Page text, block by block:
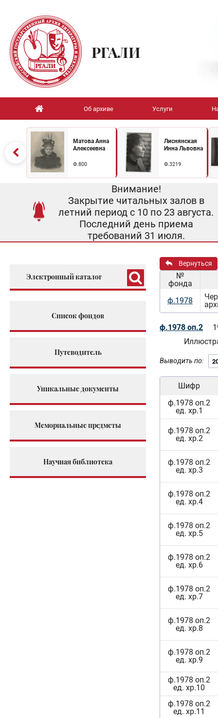
РГАЛИ
Об архиве Услуги
Матова Анна
Алексеевна
Ф.800
Лиснянская
Инна Львовна
Ф.3219
Внимание!
Закрытие читальных залов в
летний период с 10 по 23 августа.
Последний день приема
требований 31 июля.
Электронный каталог
Список фондов
Путеводитель
Уникальные документы
Мемориальные предметы
Научная библиотека
Вернуться
№
фонда
ф.1978
ф.1978 оп.2
Выводить по:
Шифр
ф.1978 оп.2
ед. хр.1
ф.1978 оп.2
ед. хр.2
ф.1978 оп.2
ед. хр.3
ф.1978 оп.2
ед. хр.4
ф.1978 оп.2
ед. хр.5
ф.1978 оп.2
ед. хр.6
ф.1978 оп.2
ед. хр.7
ф.1978 оп.2
ед. хр.8
ф.1978 оп.2
ед. хр.9
ф.1978 оп.2
ед. хр.10
ф.1978 оп.2
ед. хр.11